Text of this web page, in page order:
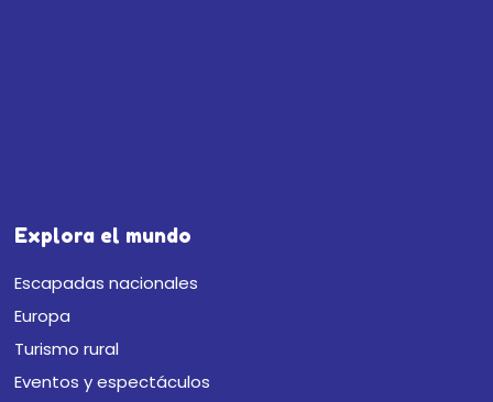
Explora el mundo
Escapadas nacionales
Europa
Turismo rural
Eventos y espectáculos